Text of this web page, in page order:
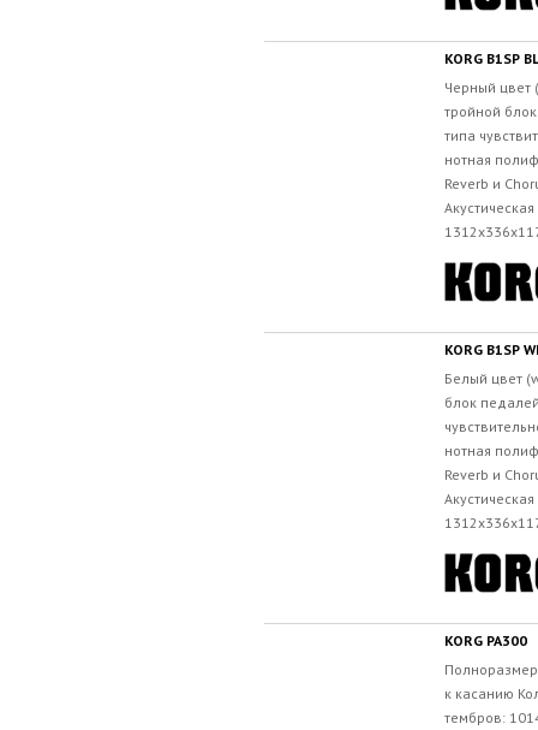
KORG B1SP
Черный цвет
тройной
типа
нотная
Reverb и
KORG B1SP
Белый цвет
блок
нотная
Reverb и
KORG PA300
к касанию
тембров: